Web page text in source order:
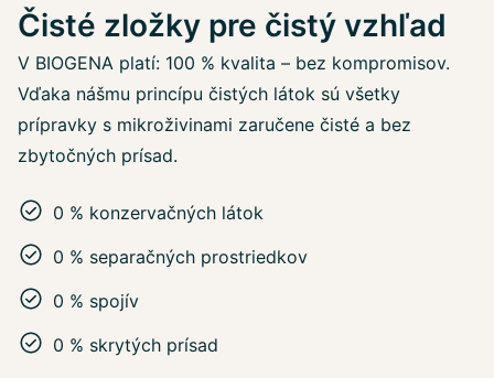
Čisté zložky pre čistý vzhľad
V BIOGENA platí: 100 % kvalita – bez kompromisov.
Vďaka nášmu princípu čistých látok sú všetky
prípravky s mikroživinami zaručene čisté a bez
zbytočných prísad.
0 % konzervačných látok
0 % separačných prostriedkov
0 % spojív
0 % skrytých prísad